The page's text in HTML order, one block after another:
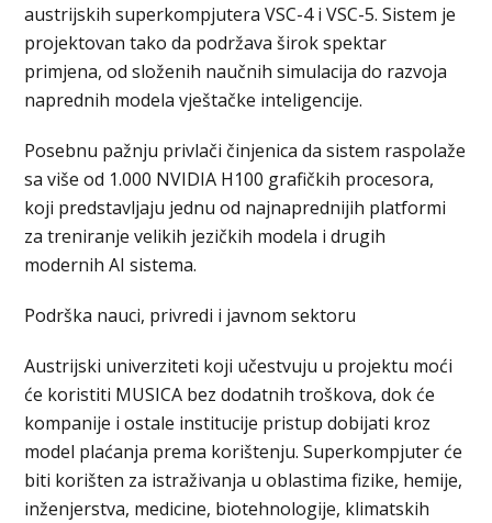
austrijskih superkompjutera VSC-4 i VSC-5. Sistem je
projektovan tako da podržava širok spektar
primjena, od složenih naučnih simulacija do razvoja
naprednih modela vještačke inteligencije.
Posebnu pažnju privlači činjenica da sistem raspolaže
sa više od 1.000 NVIDIA H100 grafičkih procesora,
koji predstavljaju jednu od najnaprednijih platformi
za treniranje velikih jezičkih modela i drugih
modernih AI sistema.
Podrška nauci, privredi i javnom sektoru
Austrijski univerziteti koji učestvuju u projektu moći
će koristiti MUSICA bez dodatnih troškova, dok će
kompanije i ostale institucije pristup dobijati kroz
model plaćanja prema korištenju. Superkompjuter će
biti korišten za istraživanja u oblastima fizike, hemije,
inženjerstva, medicine, biotehnologije, klimatskih